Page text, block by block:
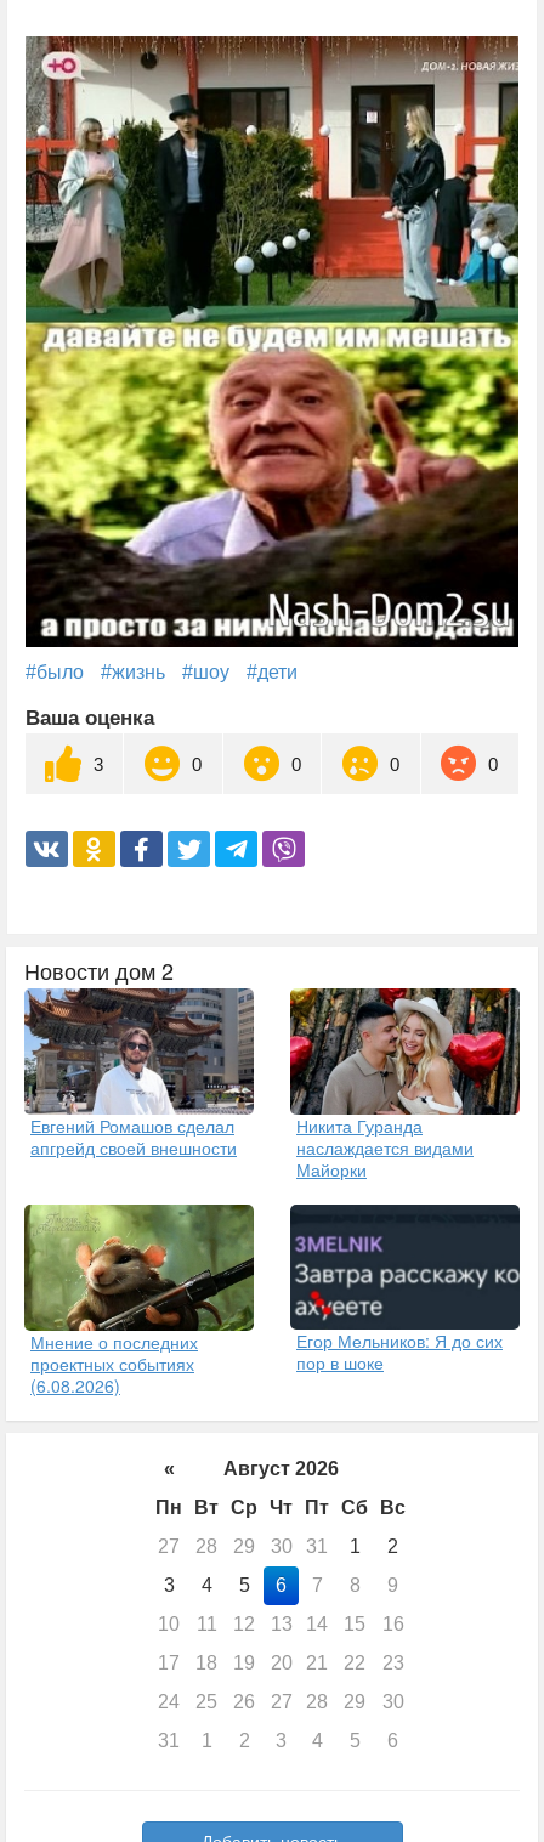
#было #жизнь #шоу #дети
Ваша оценка
3 0 0 0 0
Новости дом 2
Евгений Ромашов сделал
апгрейд своей внешности
Никита Гуранда
наслаждается видами
Майорки
Мнение о последних
проектных событиях
(6.08.2026)
Егор Мельников: Я до сих
пор в шоке
«
Август 2026
Пн
Вт Ср Чт Пт Сб
Вс
27
28 29 30 31 1
2
3
4 5 6 7 8
9
10
11 12 13 14 15
16
17
18 19 20 21 22
23
24
25 26 27 28 29
30
31
1 2 3 4 5 6